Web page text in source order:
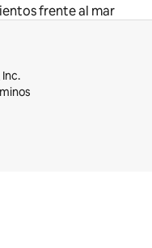
frente al mar